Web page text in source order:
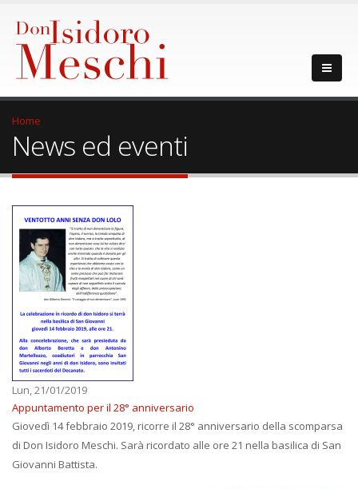
Home
News ed eventi
Lun, 21/01/2019
Appuntamento per il 28° anniversario
Giovedì 14 febbraio 2019, ricorre il 28° anniversario della scomparsa
di Don Isidoro Meschi. Sarà ricordato alle ore 21 nella basilica di San
Giovanni Battista.